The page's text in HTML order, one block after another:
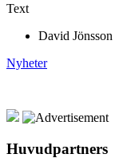
Text
David Jönsson
Nyheter
Huvudpartners